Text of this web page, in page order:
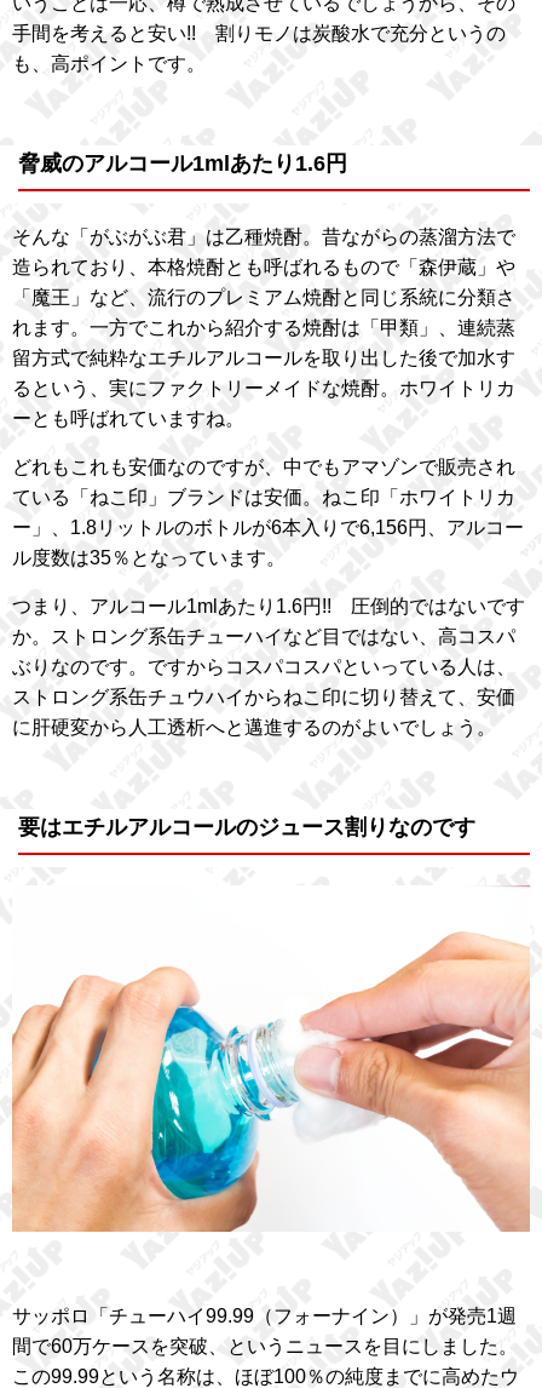
手間を考えると安い!! 割りモノは炭酸水で充分というの
も、高ポイントです。
脅威のアルコール1mlあたり1.6円
そんな「がぶがぶ君」は乙種焼酎。昔ながらの蒸溜方法で
造られており、本格焼酎とも呼ばれるもので「森伊蔵」や
「魔王」など、流行のプレミアム焼酎と同じ系統に分類さ
れます。一方でこれから紹介する焼酎は「甲類」、連続蒸
留方式で純粋なエチルアルコールを取り出した後で加水す
るという、実にファクトリーメイドな焼酎。ホワイトリカ
ーとも呼ばれていますね。
どれもこれも安価なのですが、中でもアマゾンで販売され
ている「ねこ印」ブランドは安価。ねこ印「ホワイトリカ
ー」、1.8リットルのボトルが6本入りで6,156円、アルコー
ル度数は35％となっています。
つまり、アルコール1mlあたり1.6円!! 圧倒的ではないです
か。ストロング系缶チューハイなど目ではない、高コスパ
ぶりなのです。ですからコスパコスパといっている人は、
ストロング系缶チュウハイからねこ印に切り替えて、安価
に肝硬変から人工透析へと邁進するのがよいでしょう。
要はエチルアルコールのジュース割りなのです
サッポロ「チューハイ99.99（フォーナイン）」が発売1週
間で60万ケースを突破、というニュースを目にしました。
この99.99という名称は、ほぼ100％の純度までに高めたウ